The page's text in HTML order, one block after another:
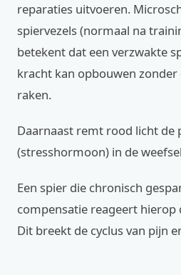
reparaties uitvoeren.
spiervezels (normaal na
betekent dat een verzwakte
kracht kan opbouwen
raken.
Daarnaast remt rood licht de
(stresshormoon) in de
Een spier die chronisch
compensatie reageert
Dit breekt de cyclus van pijn